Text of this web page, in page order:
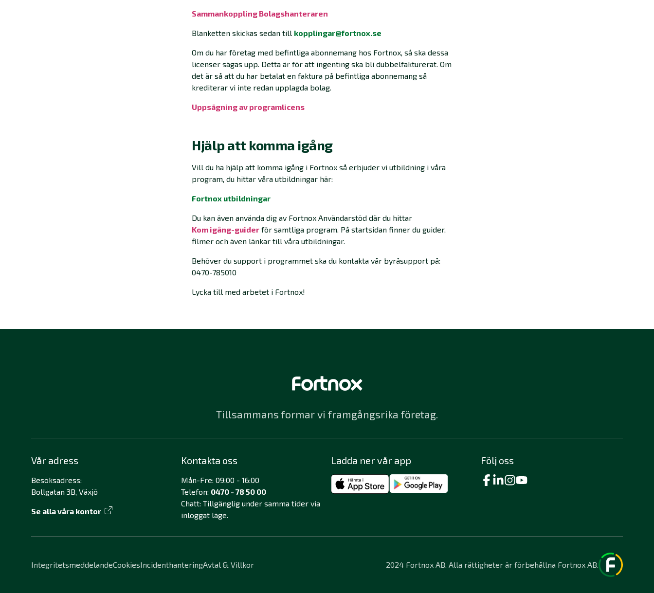
Sammankoppling Bolagshanteraren‍
Blanketten skickas sedan till kopplingar@fortnox.se
Om du har företag med befintliga abonnemang hos Fortnox, så ska dessa
licenser sägas upp. Detta är för att ingenting ska bli dubbelfakturerat. Om
det är så att du har betalat en faktura på befintliga abonnemang så
krediterar vi inte redan upplagda bolag.
Uppsägning av programlicens‍
Hjälp att komma igång
Vill du ha hjälp att komma igång i Fortnox så erbjuder vi utbildning i våra
program, du hittar våra utbildningar här:
Fortnox utbildningar
Du kan även använda dig av Fortnox Användarstöd där du hittar
Kom igång-guider för samtliga program. På startsidan finner du guider,
filmer och även länkar till våra utbildningar.
Behöver du support i programmet ska du kontakta vår byråsupport på:
0470-785010
Lycka till med arbetet i Fortnox!
Tillsammans formar vi framgångsrika företag.
Vår adress
Besöksadress:
Bollgatan 3B, Växjö
Se alla våra kontor
Kontakta oss
Mån-Fre: 09:00 - 16:00
Telefon: 0470 - 78 50 00
Chatt: Tillgänglig under samma tider via
inloggat läge.
Ladda ner vår app Följ oss
IntegritetsmeddelandeCookiesIncidenthanteringAvtal & Villkor 2024 Fortnox AB. Alla rättigheter är förbehållna Fortnox AB.